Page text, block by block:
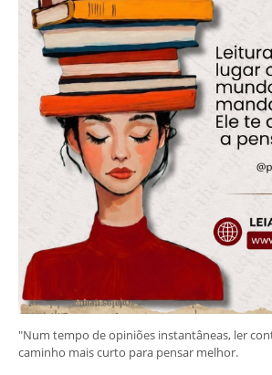
"Num tempo de opiniões instantâneas, ler
caminho mais curto para pensar melhor.